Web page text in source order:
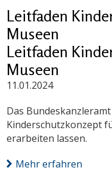
Leitfaden
Museen
Leitfaden
Museen
11.01.2024
Das
Kinderschutzkonzept
erarbeiten lassen.
Mehr erfahren